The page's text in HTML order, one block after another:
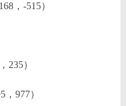
，-515）
235）
977）